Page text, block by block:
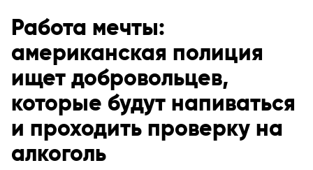
Работа мечты:
американская полиция
ищет добровольцев,
которые будут напиваться
и проходить проверку на
алкоголь